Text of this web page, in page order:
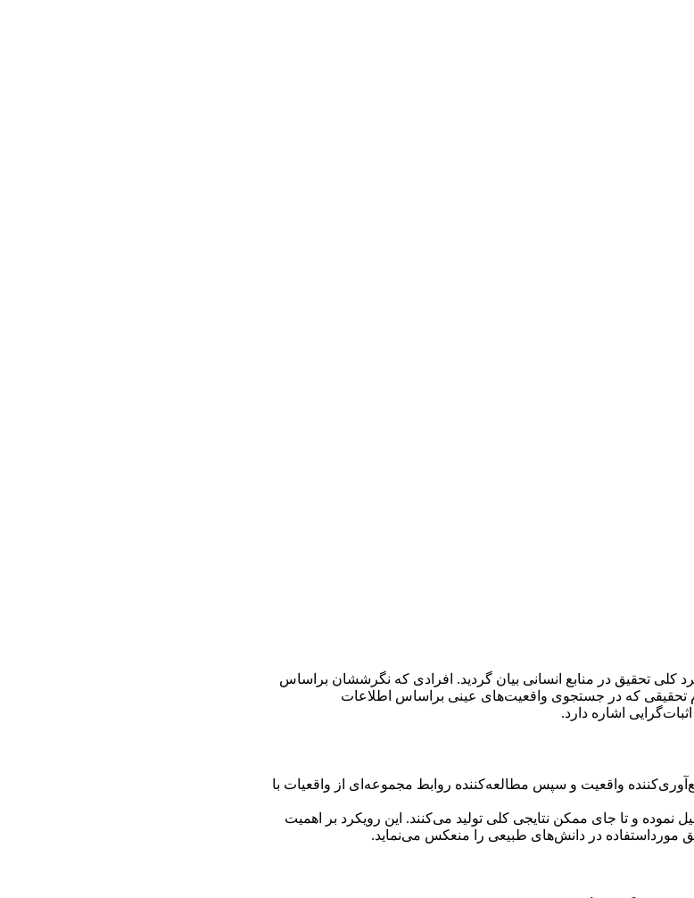
کلی تحقیق در منابع انسانی بیان گردید. افرادی که نگرششان براساس
تحقیقی که در جستجوی واقعیت‌های عینی براساس اطلاعات
اشاره دارد.
واقعیت و سپس مطالعه‌کننده روابط مجموعه‌ای از واقعیات با
نموده و تا جای ممکن نتایجی کلی تولید می‌کنند. این رویکرد بر اهمیت
مورداستفاده در دانش‌های طبیعی را منعکس می‌نماید.